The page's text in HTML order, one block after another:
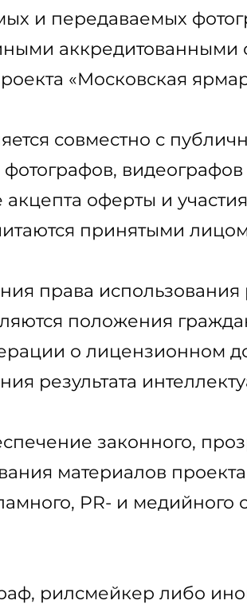
и передаваемых
аккредитованными
«Московская
совместно с
оферты и
принятыми
права использования
положения
о лицензионном
результата
законного,
материалов
PR- и медийного
рилсмейкер либо